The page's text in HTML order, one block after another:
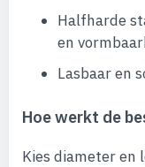
Halfharde
en
Lasbaar en
Hoe werkt de
Kies diameter en